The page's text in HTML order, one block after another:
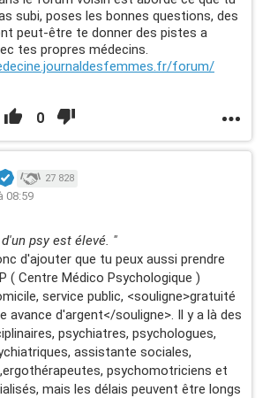
subi, poses les bonnes questions, des
peut-être te donner des pistes a
tes propres médecins.
forum/
0
27 828
08:59
psy est élevé. "
d'ajouter que tu peux aussi prendre
( Centre Médico Psychologique )
service public, <souligne>gratuité
avance d'argent</souligne>. Il y a là des
psychiatres, psychologues,
assistante sociales,
psychomotriciens et
mais les délais peuvent être longs